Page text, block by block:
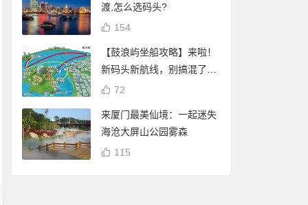
渡,怎么选码头?
154
【鼓浪屿坐船攻略】来啦！
新码头新航线，别搞混了
哦！72
来厦门最美仙境：一起迷失
海沧大屏山公园雾森
115